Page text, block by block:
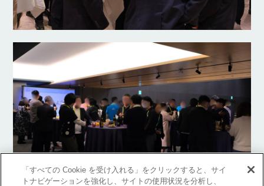
「すべての Cookie を受け入れる」をクリックすると、サイ
トナビゲーションを強化し、サイトの使用状況を分析し、